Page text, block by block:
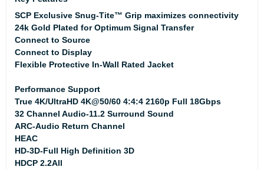
SCP Exclusive Snug-Tite™ Grip maximizes connectivity
24k Gold Plated for Optimum Signal Transfer
Connect to Source
Connect to Display
Flexible Protective In-Wall Rated Jacket
Performance Support
True 4K/UltraHD 4K@50/60 4:4:4 2160p Full 18Gbps
32 Channel Audio-11.2 Surround Sound
ARC-Audio Return Channel
HEAC
HD-3D-Full High Definition 3D
HDCP 2.2All